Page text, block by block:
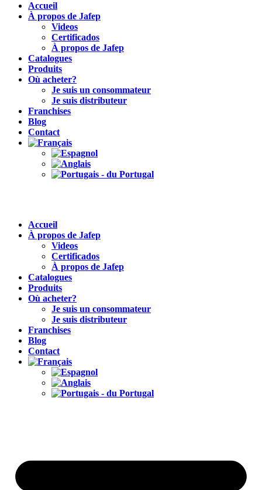
Accueil
À propos de Jafep
Videos
Certificados
À propos de Jafep
Catalogues
Produits
Où acheter?
Je suis un consommateur
Je suis distributeur
Franchises
Blog
Contact
Accueil
À propos de Jafep
Videos
Certificados
À propos de Jafep
Catalogues
Produits
Où acheter?
Je suis un consommateur
Je suis distributeur
Franchises
Blog
Contact